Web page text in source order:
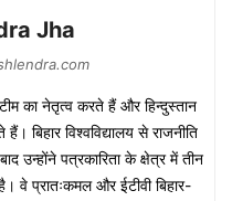
Jha
का नेतृत्व करते हैं और हिन्दुस्तान
बिहार विश्वविद्यालय से राजनीति
उन्होंने पत्रकारिता के क्षेत्र में तीन
वे प्रातःकमल और ईटीवी बिहार-